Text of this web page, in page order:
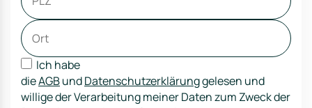
Ich habe
dieAGBundDatenschutzerklärunggelesen und
willige der Verarbeitung meiner Daten zum Zweck der